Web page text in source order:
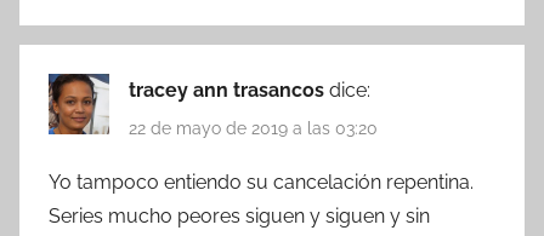
tracey ann trasancos dice:
22 de mayo de 2019 a las 03:20
Yo tampoco entiendo su cancelación repentina.
Series mucho peores siguen y siguen y sin